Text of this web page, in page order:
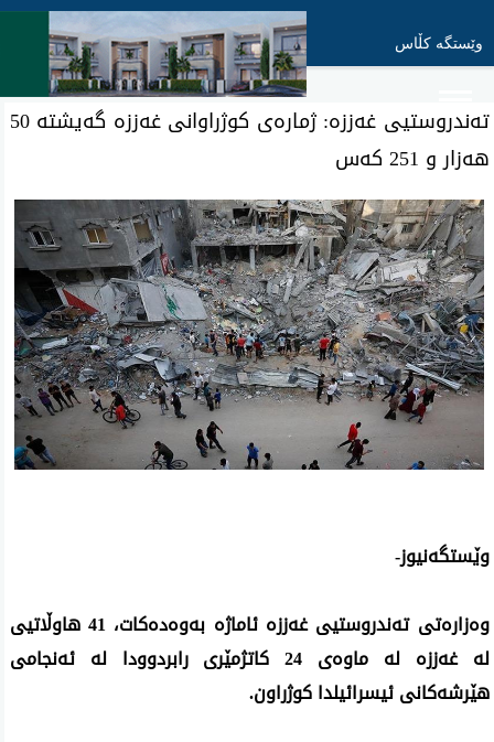
وێستگە کڵاس
تەندروستیی غەززە: ژمارەی کوژراوانی غەززە گەیشتە 50
هەزار و 251 كه‌س
وێستگەنیوز-
وه‌زاره‌تی ته‌ندروستیی غه‌ززه‌ ئاماژە بەوەدەکات، 41 هاوڵاتیی
له‌ غەززە لە ماوه‌ی 24 كاتژمێری رابردوودا له‌ ئه‌نجامی
هێرشه‌كانی ئیسرائیلدا كوژراون.